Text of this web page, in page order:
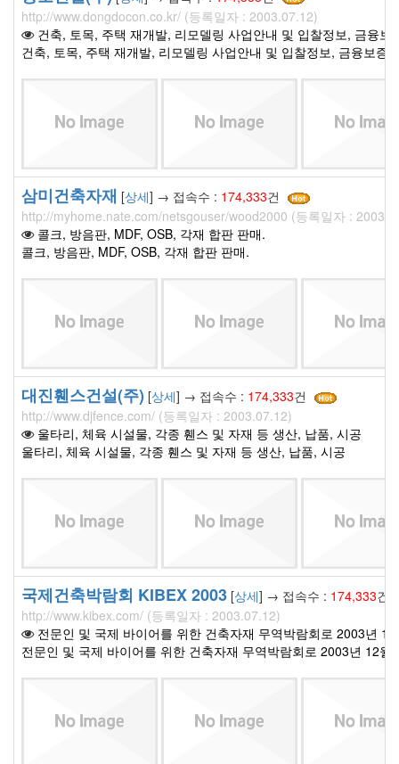
http://www.dongdocon.co.kr/ (등록일자 : 2003.07.12)
건축, 토목, 주택 재개발, 리모델링 사업안내 및 입찰정보, 금융
건축, 토목, 주택 재개발, 리모델링 사업안내 및 입찰정보, 금융보증
삼미건축자재 [상세] → 접속수 : 174,333건
http://myhome.nate.com/netsgouser/wood2000 (등록일자 :
콜크, 방음판, MDF, OSB, 각재 합판 판매.
콜크, 방음판, MDF, OSB, 각재 합판 판매.
대진휀스건설(주) [상세] → 접속수 : 174,333건
http://www.djfence.com/ (등록일자 : 2003.07.12)
울타리, 체육 시설물, 각종 휀스 및 자재 등 생산, 납품, 시공
울타리, 체육 시설물, 각종 휀스 및 자재 등 생산, 납품, 시공
국제건축박람회 KIBEX 2003 [상세] → 접속수 : 174,333건
http://www.kibex.com/ (등록일자 : 2003.07.12)
전문인 및 국제 바이어를 위한 건축자재 무역박람회로 2003년
전문인 및 국제 바이어를 위한 건축자재 무역박람회로 2003년 12월